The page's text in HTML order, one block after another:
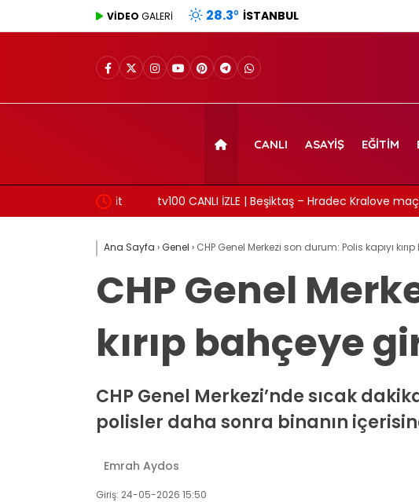
VİDEO GALERİ 28.3° İSTANBUL
CANLI ASAYIŞ EĞITIM
tv100 CANLI İZLE | Beşiktaş – Hradec Kralove maçı canlı
Ana Sayfa ›Genel › CHP Genel Merkezi son durum: Polis kapıyı
CHP Genel
kırıp bahçeye
CHP Genel Merkezi’nde sıcak
polisler daha sonra binanın
Emrah Aydos
Giriş: 24-05-2026 15:50